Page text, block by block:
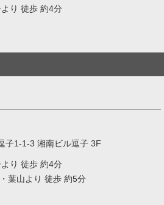
り 徒歩 約4分
子1-1-3 湘南ビル逗子 3F
り 徒歩 約4分
葉山より 徒歩 約5分